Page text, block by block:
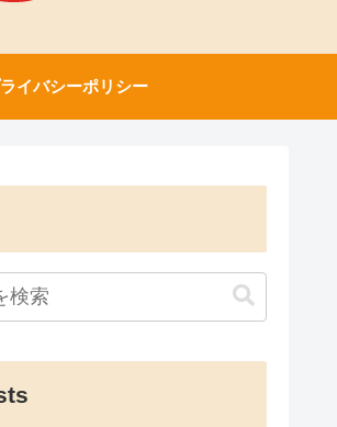
イバシーポリシー